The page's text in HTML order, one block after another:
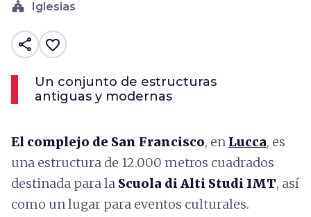
church Iglesias
share favorite_border
Un conjunto de estructuras
antiguas y modernas
El complejo de San Francisco, en Lucca, es
una estructura de 12.000 metros cuadrados
destinada para la Scuola di Alti Studi IMT, así
como un lugar para eventos culturales.